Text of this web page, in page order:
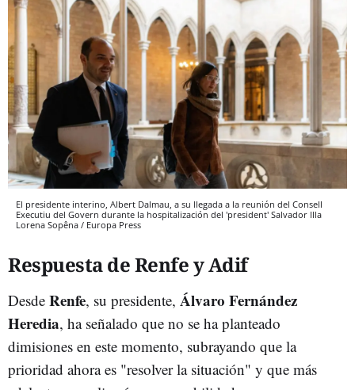
El presidente interino, Albert Dalmau, a su llegada a la reunión del Consell
Executiu del Govern durante la hospitalización del 'president' Salvador Illa
Lorena Sopêna / Europa Press
Respuesta de Renfe y Adif
Desde Renfe, su presidente, Álvaro Fernández
Heredia, ha señalado que no se ha planteado
dimisiones en este momento, subrayando que la
prioridad ahora es "resolver la situación" y que más